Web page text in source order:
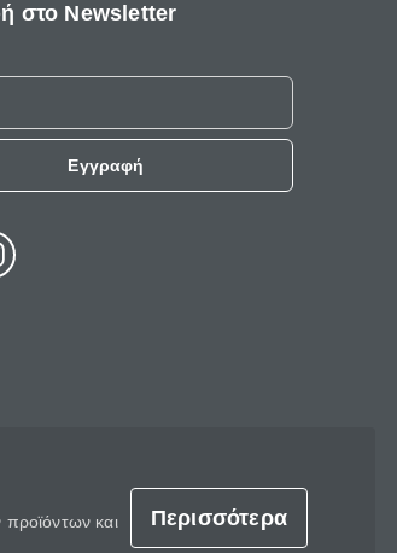
στο Newsletter
Εγγραφή
και
Περισσότερα